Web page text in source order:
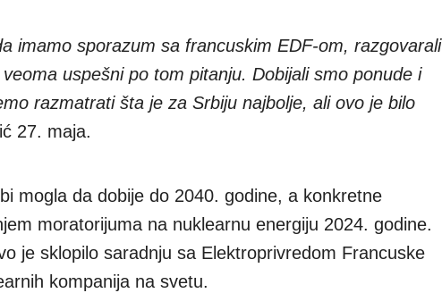
imamo sporazum sa francuskim EDF-om, razgovarali
uspešni po tom pitanju. Dobijali smo ponude i
razmatrati šta je za Srbiju najbolje, ali ovo je bilo
27. maja.
mogla da dobije do 2040. godine, a konkretne
moratorijuma na nuklearnu energiju 2024. godine.
je sklopilo saradnju sa Elektroprivredom Francuske
kompanija na svetu.